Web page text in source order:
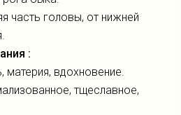
часть головы, от нижней
:
материя, вдохновение.
тщеславное,